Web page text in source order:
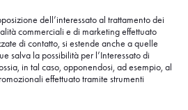
dell’interessato al trattamento dei
commerciali e di marketing effettuato
di contatto, si estende anche a quelle
salva la possibilità per l’Interessato di
in tal caso, opponendosi, ad esempio, al
effettuato tramite strumenti